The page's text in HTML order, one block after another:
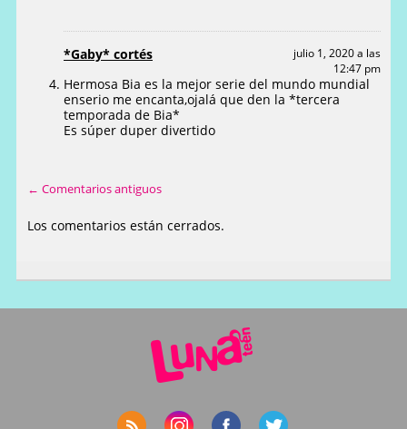
*Gaby* cortés
julio 1, 2020 a las
12:47 pm
Hermosa Bia es la mejor serie del mundo mundial
enserio me encanta,ojalá que den la *tercera
temporada de Bia*
Es súper duper divertido
← Comentarios antiguos
Los comentarios están cerrados.